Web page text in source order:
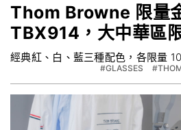
Thom Browne 限量
TBX914，大中華區
經典紅、白、藍三種配色，各限量
#GLASSES